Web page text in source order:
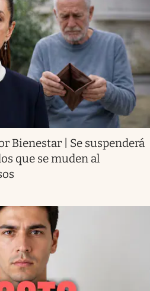
Bienestar | Se suspenderá
que se muden al